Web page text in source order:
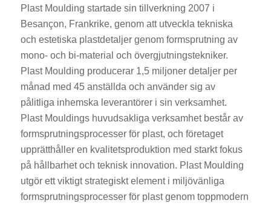
Plast Moulding startade sin tillverkning 2007 i
Besançon, Frankrike, genom att utveckla tekniska
och estetiska plastdetaljer genom formsprutning av
mono- och bi-material och övergjutningstekniker.
Plast Moulding producerar 1,5 miljoner detaljer per
månad med 45 anställda och använder sig av
pålitliga inhemska leverantörer i sin verksamhet.
Plast Mouldings huvudsakliga verksamhet består av
formsprutningsprocesser för plast, och företaget
upprätthåller en kvalitetsproduktion med starkt fokus
på hållbarhet och teknisk innovation. Plast Moulding
utgör ett viktigt strategiskt element i miljövänliga
formsprutningsprocesser för plast genom toppmodern